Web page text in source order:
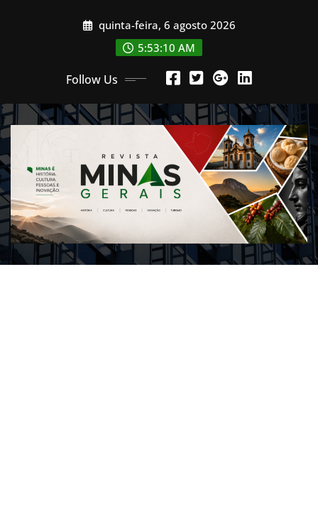
quinta-feira, 6 agosto 2026
5:53:12 AM
Follow Us